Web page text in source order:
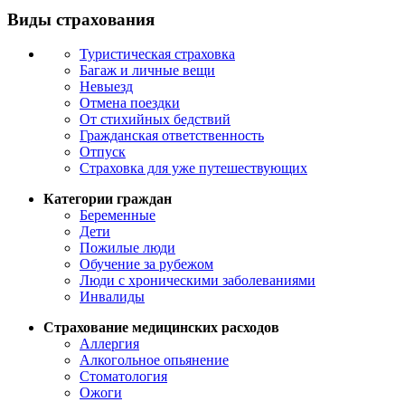
Виды страхования
Туристическая страховка
Багаж и личные вещи
Невыезд
Отмена поездки
От стихийных бедствий
Гражданская ответственность
Отпуск
Страховка для уже путешествующих
Категории граждан
Беременные
Дети
Пожилые люди
Обучение за рубежом
Люди с хроническими заболеваниями
Инвалиды
Страхование медицинских расходов
Аллергия
Алкогольное опьянение
Стоматология
Ожоги